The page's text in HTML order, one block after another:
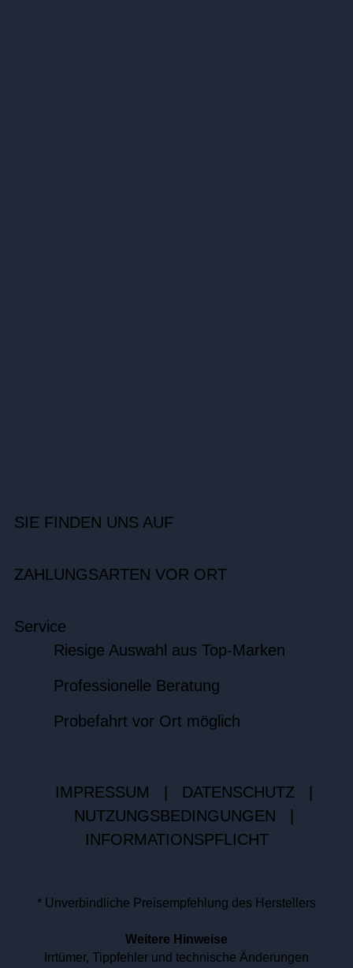
SIE FINDEN UNS AUF
ZAHLUNGSARTEN VOR ORT
Service
Riesige Auswahl aus Top-Marken
Professionelle Beratung
Probefahrt vor Ort möglich
IMPRESSUM DATENSCHUTZ
NUTZUNGSBEDINGUNGEN
INFORMATIONSPFLICHT
* Unverbindliche Preisempfehlung des Herstellers
Weitere Hinweise
Irrtümer, Tippfehler und technische Änderungen